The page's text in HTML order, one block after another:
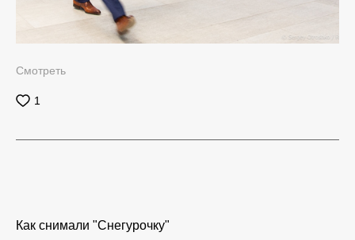
Смотреть
1
Как снимали "Снегурочку"